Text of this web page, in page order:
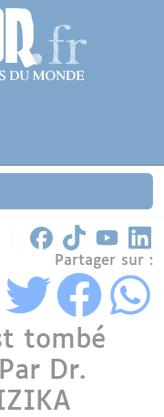
Partager sur :
tombé
Dr.